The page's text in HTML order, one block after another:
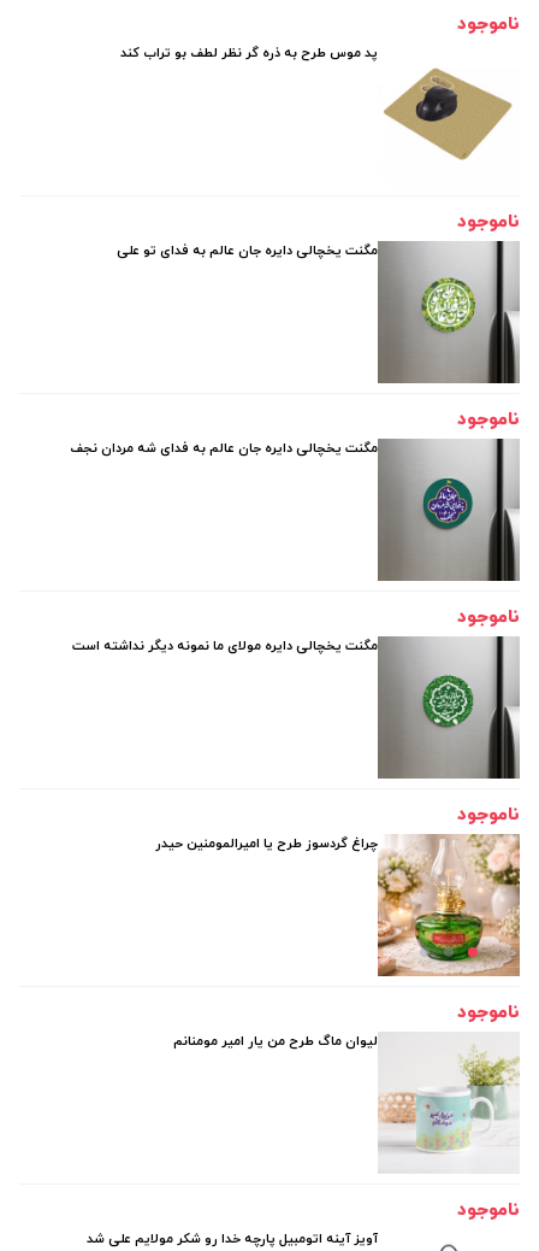
ناموجود
پد موس طرح به ذره گر نظر لطف بو تراب کند
ناموجود
مگنت یخچالی دایره جان عالم به فدای تو علی
ناموجود
مگنت یخچالی دایره جان عالم به فدای شه مردان نجف
ناموجود
مگنت یخچالی دایره مولای ما نمونه دیگر نداشته است
ناموجود
چراغ گردسوز طرح یا امیرالمومنین حیدر
ناموجود
لیوان ماگ طرح من یار امیر مومنانم
ناموجود
آویز آینه اتومبیل پارچه خدا رو شکر مولایم علی شد